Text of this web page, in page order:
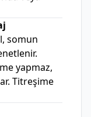
somun
yapmaz,
Titreşime